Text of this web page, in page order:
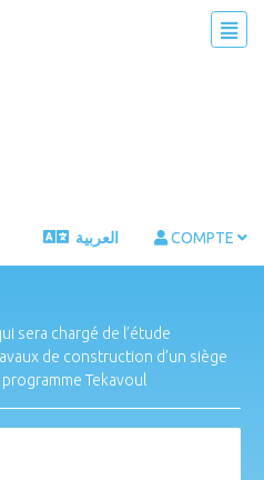
العربية COMPTE
sera chargé de l’étude
de construction d’un siège
Tekavoul